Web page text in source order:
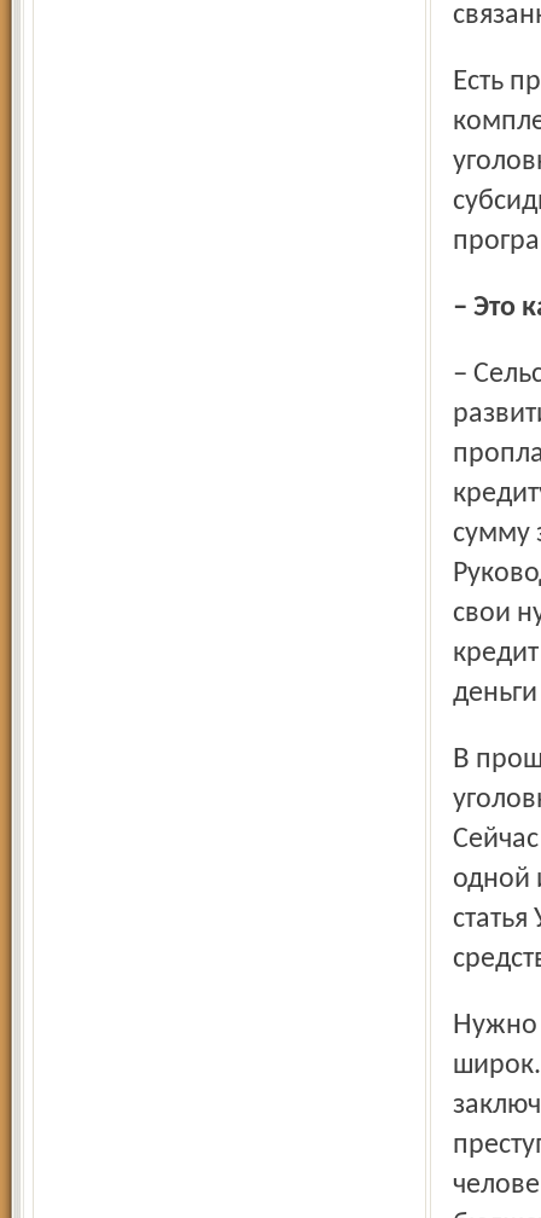
Есть преступления в сфере агропромышленного
– Это
– Сельскохозяйственное предприятие берёт кредит на
сумму
свои
В прошлом году по такому факту было возбуждено
одной
Нужно понять, что спектр нашей деятельности довольно